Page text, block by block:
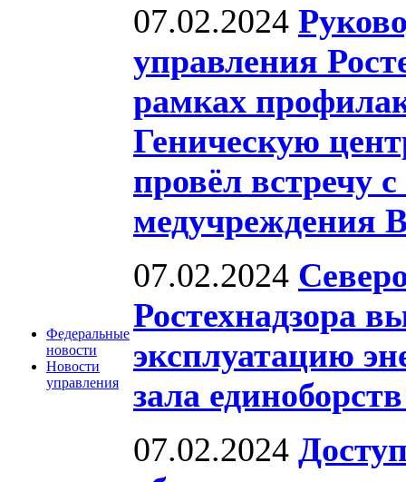
Федеральные
новости
Новости
управления
07.02.2024
управления
рамках
Геническую
провёл встречу
медучреждения
07.02.2024
Ростехнадзора
эксплуатацию
зала
07.02.2024